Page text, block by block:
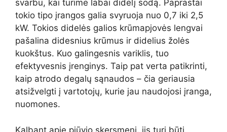
svarbu, kai turime labai didelį sodą. Paprastai
tokio tipo įrangos galia svyruoja nuo 0,7 iki 2,5
kW. Tokios didelės galios krūmapjovės lengvai
pašalina didesnius krūmus ir didelius žolės
kuokštus. Kuo galingesnis variklis, tuo
efektyvesnis įrenginys. Taip pat verta patikrinti,
kaip atrodo degalų sąnaudos – čia geriausia
atsižvelgti į vartotojų, kurie jau naudojosi įranga,
nuomones.
Kalbant apie pjūvio skersmenį, jis turi būti